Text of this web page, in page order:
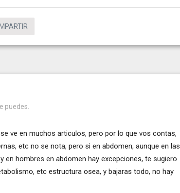
puedes.
ve en muchos articulos, pero por lo que vos contas,
etc no se nota, pero si en abdomen, aunque en las
en hombres en abdomen hay excepciones, te sugiero
etc estructura osea, y bajaras todo, no hay